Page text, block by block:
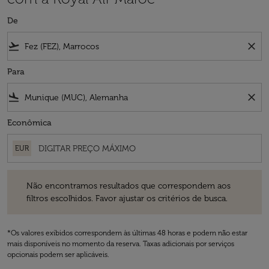
De
flight_takeoff close
Para
flight_land close
Econômica
EUR
Não encontramos resultados que correspondem aos
filtros escolhidos. Favor ajustar os critérios de busca.
*Os valores exibidos correspondem às últimas 48 horas e podem não estar
mais disponíveis no momento da reserva. Taxas adicionais por serviços
opcionais podem ser aplicáveis.